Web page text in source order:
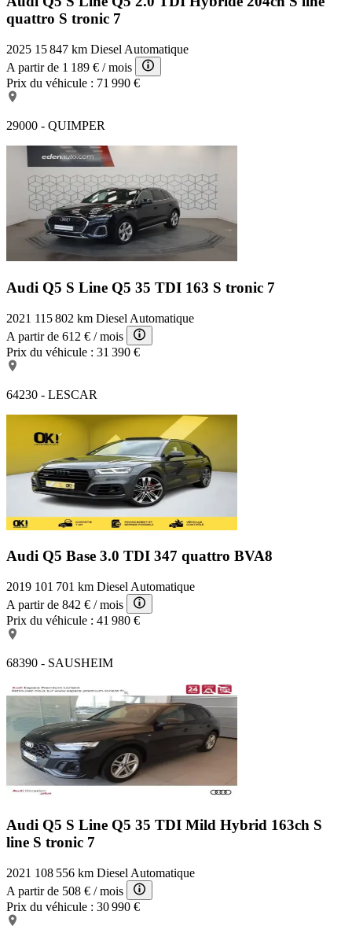
quattro S tronic 7
2025 15 847 km Diesel Automatique
A partir de 1 189 € / mois
Prix du véhicule : 71 990 €
29000 - QUIMPER
Audi Q5 S Line Q5 35 TDI 163 S tronic 7
2021 115 802 km Diesel Automatique
A partir de 612 € / mois
Prix du véhicule : 31 390 €
64230 - LESCAR
Audi Q5 Base 3.0 TDI 347 quattro BVA8
2019 101 701 km Diesel Automatique
A partir de 842 € / mois
Prix du véhicule : 41 980 €
68390 - SAUSHEIM
Audi Q5 S Line Q5 35 TDI Mild Hybrid 163ch S
line S tronic 7
2021 108 556 km Diesel Automatique
A partir de 508 € / mois
Prix du véhicule : 30 990 €